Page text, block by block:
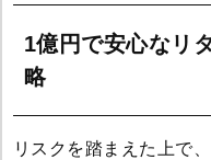
1億円で安心なリ
略
リスクを踏まえた上で